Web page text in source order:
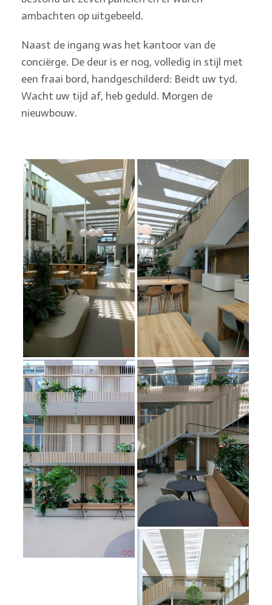
ambachten op uitgebeeld.
Naast de ingang was het kantoor van de
conciërge. De deur is er nog, volledig in stijl met
een fraai bord, handgeschilderd: Beidt uw tyd.
Wacht uw tijd af, heb geduld. Morgen de
nieuwbouw.